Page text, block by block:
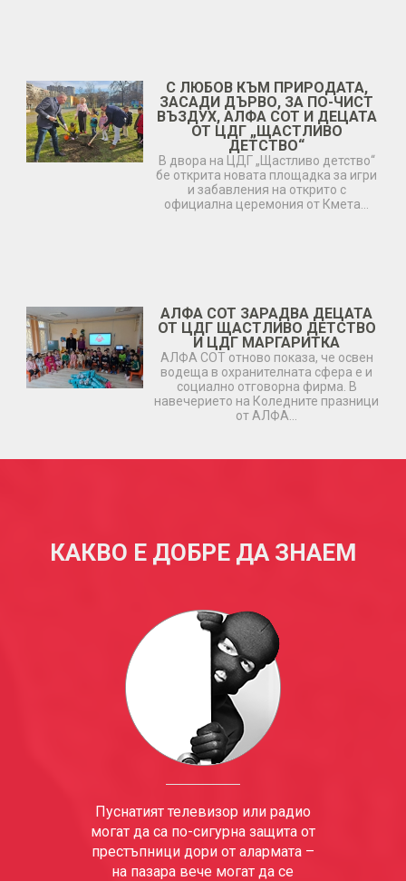
С ЛЮБОВ КЪМ ПРИРОДАТА,
ЗАСАДИ ДЪРВО, ЗА ПО-ЧИСТ
ВЪЗДУХ, АЛФА СОТ И ДЕЦАТА
ОТ ЦДГ „ЩАСТЛИВО
ДЕТСТВО“
В двора на ЦДГ „Щастливо детство“
бе открита новата площадка за игри
и забавления на открито с
официална церемония от Кмета…
АЛФА СОТ ЗАРАДВА ДЕЦАТА
ОТ ЦДГ ЩАСТЛИВО ДЕТСТВО
И ЦДГ МАРГАРИТКА
АЛФА СОТ отново показа, че освен
водеща в охранителната сфера е и
социално отговорна фирма. В
навечерието на Коледните празници
от АЛФА…
КАКВО Е ДОБРЕ ДА ЗНАЕМ
Пуснатият телевизор или радио
могат да са по-сигурна защита от
престъпници дори от алармата –
на пазара вече могат да се